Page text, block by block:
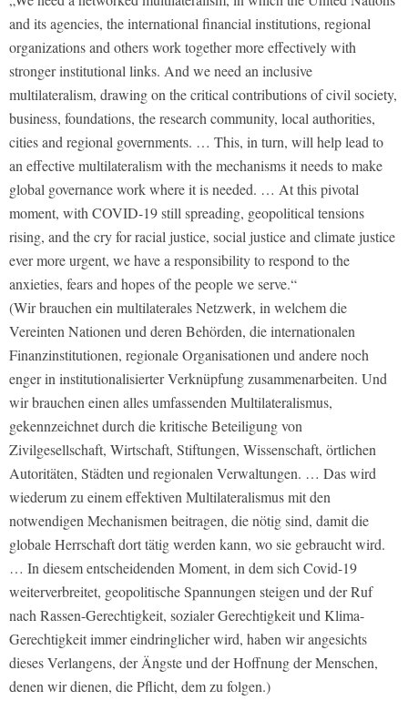
and its agencies, the international financial institutions, regional
organizations and others work together more effectively with
stronger institutional links. And we need an inclusive
multilateralism, drawing on the critical contributions of civil society,
business, foundations, the research community, local authorities,
cities and regional governments. … This, in turn, will help lead to
an effective multilateralism with the mechanisms it needs to make
global governance work where it is needed. … At this pivotal
moment, with COVID-19 still spreading, geopolitical tensions
rising, and the cry for racial justice, social justice and climate justice
ever more urgent, we have a responsibility to respond to the
anxieties, fears and hopes of the people we serve.“
(Wir brauchen ein multilaterales Netzwerk, in welchem die
Vereinten Nationen und deren Behörden, die internationalen
Finanzinstitutionen, regionale Organisationen und andere noch
enger in institutionalisierter Verknüpfung zusammenarbeiten. Und
wir brauchen einen alles umfassenden Multilateralismus,
gekennzeichnet durch die kritische Beteiligung von
Zivilgesellschaft, Wirtschaft, Stiftungen, Wissenschaft, örtlichen
Autoritäten, Städten und regionalen Verwaltungen. … Das wird
wiederum zu einem effektiven Multilateralismus mit den
notwendigen Mechanismen beitragen, die nötig sind, damit die
globale Herrschaft dort tätig werden kann, wo sie gebraucht wird.
… In diesem entscheidenden Moment, in dem sich Covid-19
weiterverbreitet, geopolitische Spannungen steigen und der Ruf
nach Rassen-Gerechtigkeit, sozialer Gerechtigkeit und Klima-
Gerechtigkeit immer eindringlicher wird, haben wir angesichts
dieses Verlangens, der Ängste und der Hoffnung der Menschen,
denen wir dienen, die Pflicht, dem zu folgen.)